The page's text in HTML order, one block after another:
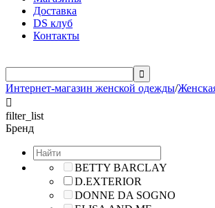
Доставка
DS клуб
Контакты

Интернет-магазин женской одежды/

filter_list
Бренд
BETTY BARCLAY
D.EXTERIOR
DONNE DA SOGNO